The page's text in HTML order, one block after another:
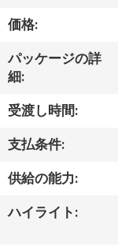
に
つ
い
て
工
場
価格:
パッケージの詳
細:
受渡し時間:
支払条件:
供給の能力:
ハイライト: